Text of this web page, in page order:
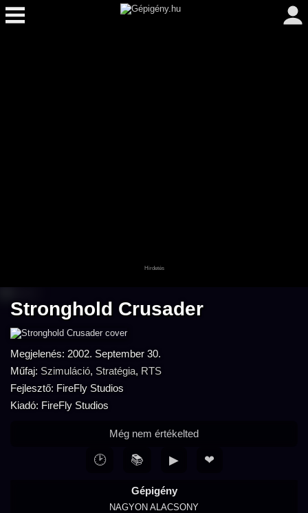
Stronghold Crusader
Megjelenés: 2002. September 30.
Műfaj: Szimuláció, Stratégia, RTS
Fejlesztő: FireFly Studios
Kiadó: FireFly Studios
Gépigény
NAGYON ALACSONY
Még nem értékelted
🕑 📚 ▶ ❤